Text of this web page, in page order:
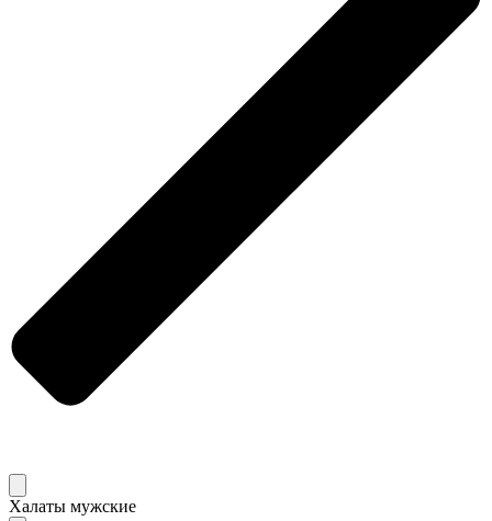
Халаты мужские